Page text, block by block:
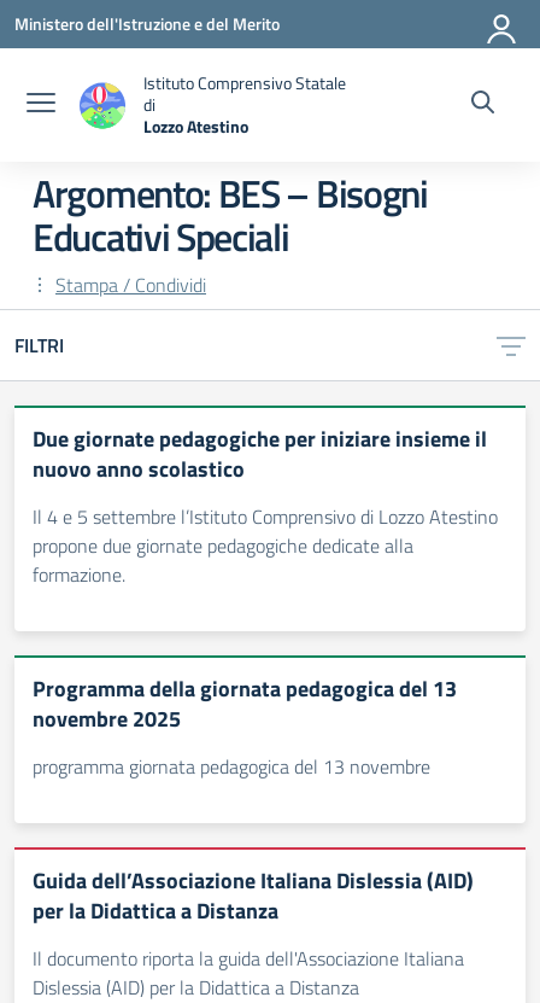
Vai ai contenuti
Vai al menu di navigazione
Vai al footer
Ministero dell'Istruzione e del Merito
Istituto Comprensivo Statale
di
Lozzo Atestino
Argomento: BES – Bisogni
Educativi Speciali
Stampa / Condividi
FILTRI
Due giornate pedagogiche per iniziare insieme il
nuovo anno scolastico
Il 4 e 5 settembre l’Istituto Comprensivo di Lozzo Atestino
propone due giornate pedagogiche dedicate alla
formazione.
Programma della giornata pedagogica del 13
novembre 2025
programma giornata pedagogica del 13 novembre
Guida dell’Associazione Italiana Dislessia (AID)
per la Didattica a Distanza
Il documento riporta la guida dell'Associazione Italiana
Dislessia (AID) per la Didattica a Distanza